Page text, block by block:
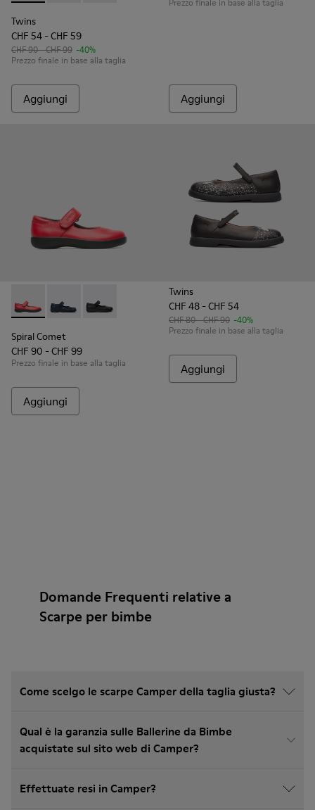
Twins
CHF 54 - CHF 59
CHF 90 - CHF 99 -40%
Prezzo finale in base alla taglia
Aggiungi
Prezzo finale in base alla taglia
Aggiungi
Spiral Comet - 80356-030 - Red
Spiral Comet - 80356-031 - Scarpe in pelle blu per
Spiral Comet - 80356-003 - Scarpe in pelle
Spiral Comet
CHF 90 - CHF 99
Prezzo finale in base alla taglia
Aggiungi
Twins
CHF 48 - CHF 54
CHF 80 - CHF 90 -40%
Prezzo finale in base alla taglia
Aggiungi
Domande Frequenti relative a
Scarpe per bimbe
Come scelgo le scarpe Camper della taglia giusta?
Qual è la garanzia sulle Ballerine da Bimbe
acquistate sul sito web di Camper?
Effettuate resi in Camper?